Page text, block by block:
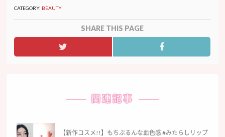
CATEGORY: BEAUTY
SHARE THIS PAGE
関連記事
【新作コスメ!!】もちぷるんな血色感 #みたらしリップ